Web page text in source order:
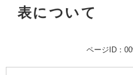
表について
ページID：